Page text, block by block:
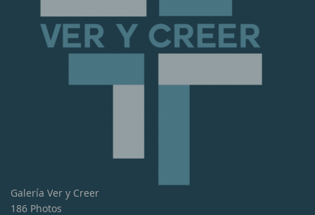
Galería Ver y Creer
186 Photos